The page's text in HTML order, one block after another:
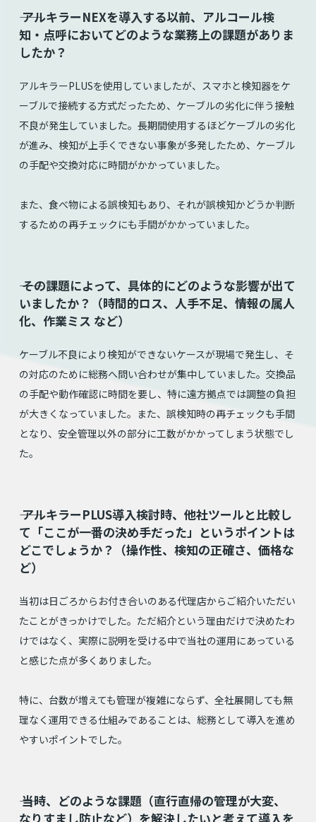
⸺ アルキラーNEXを導入する以前、アルコール検
知・点呼においてどのような業務上の課題がありま
したか？
アルキラーPLUSを使用していましたが、スマホと検知器をケ
ーブルで接続する方式だったため、ケーブルの劣化に伴う接触
不良が発生していました。長期間使用するほどケーブルの劣化
が進み、検知が上手くできない事象が多発したため、ケーブル
の手配や交換対応に時間がかかっていました。
また、食べ物による誤検知もあり、それが誤検知かどうか判断
するための再チェックにも手間がかかっていました。
⸺ その課題によって、具体的にどのような影響が出て
いましたか？（時間的ロス、人手不足、情報の属人
化、作業ミス など）
ケーブル不良により検知ができないケースが現場で発生し、そ
の対応のために総務へ問い合わせが集中していました。交換品
の手配や動作確認に時間を要し、特に遠方拠点では調整の負担
が大きくなっていました。また、誤検知時の再チェックも手間
となり、安全管理以外の部分に工数がかかってしまう状態でし
た。
⸺ アルキラーPLUS導入検討時、他社ツールと比較し
て「ここが一番の決め手だった」というポイントは
どこでしょうか？（操作性、検知の正確さ、価格な
ど）
当初は日ごろからお付き合いのある代理店からご紹介いただい
たことがきっかけでした。ただ紹介という理由だけで決めたわ
けではなく、実際に説明を受ける中で当社の運用にあっている
と感じた点が多くありました。
特に、台数が増えても管理が複雑にならず、全社展開しても無
理なく運用できる仕組みであることは、総務として導入を進め
やすいポイントでした。
⸺ 当時、どのような課題（直行直帰の管理が大変、
なりすまし防止など）を解決したいと考えて導入を